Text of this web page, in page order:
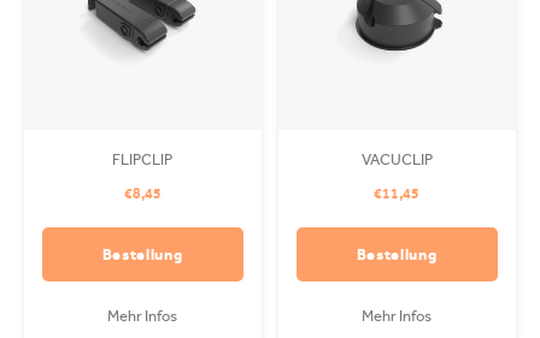
FLIPCLIP
€8,45
Bestellung
Mehr Infos
VACUCLIP
€11,45
Bestellung
Mehr Infos